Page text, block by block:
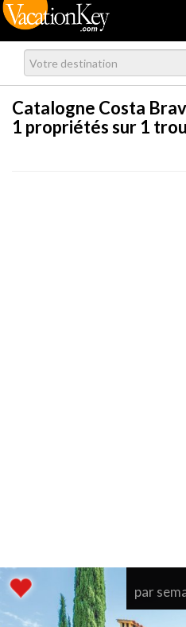
Catalogne Costa
1 propriétés sur 1
par